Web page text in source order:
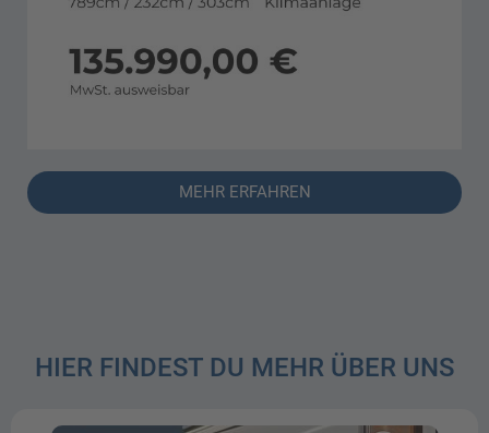
MEHR ERFAHREN
HIER FINDEST DU MEHR ÜBER UNS